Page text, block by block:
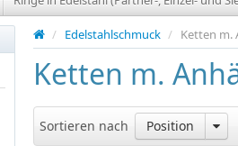
/ Edelstahlschmuck / Ketten m.
Ketten m.
Sortieren nach Position